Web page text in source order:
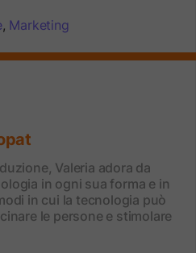
, Marketing
Valeria adora da
in ogni sua forma e in
in cui la tecnologia può
le persone e stimolare